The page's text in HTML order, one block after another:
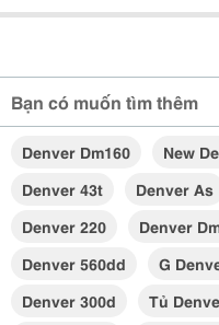
Bạn có muốn tìm thêm
Denver Dm160 New
Denver 43t
Denver As
Denver 220
Denver
Denver 560dd
G
Denver 300d
Tủ